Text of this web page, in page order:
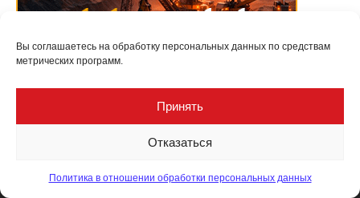
Вы соглашаетесь на обработку персональных данных по средствам
метрических программ.
Принять
Отказаться
Политика в отношении обработки персональных данных